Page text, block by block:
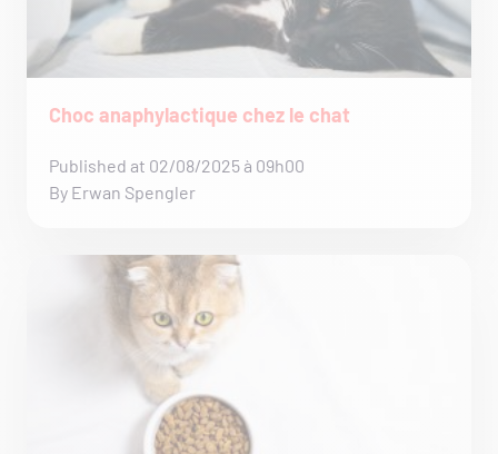
Choc anaphylactique chez le chat
Published at 02/08/2025 à 09h00
By Erwan Spengler